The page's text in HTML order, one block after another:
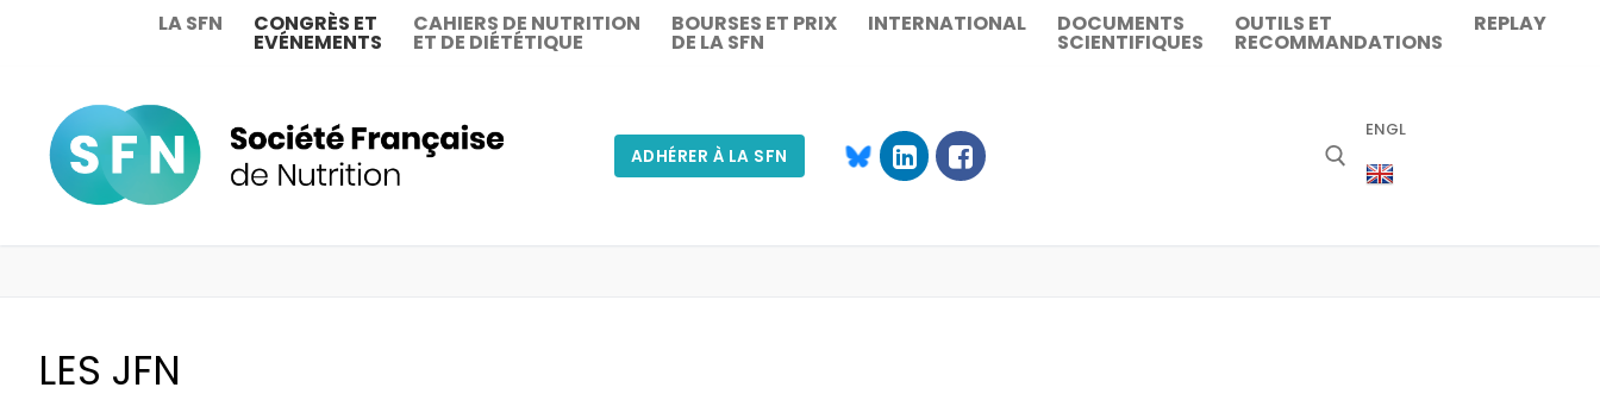
LA SFN CONGRÈS ET
EVÉNEMENTS
CAHIERS DE NUTRITION
ET DE DIÉTÉTIQUE
BOURSES ET PRIX
DE LA SFN
INTERNATIONAL DOCUMENTS
SCIENTIFIQUES
OUTILS ET
RECOMMANDATIONS
REPLAY
ADHÉRER À LA SFN
ENGL
LES JFN